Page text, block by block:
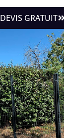
DEVIS GRATUIT